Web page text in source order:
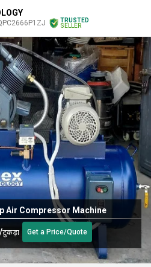
TRUSTED
SELLER
Air Compressor Machine
टुकड़ा Get a Price/Quote